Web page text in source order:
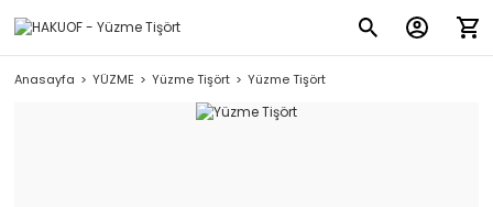
Anasayfa YÜZME Yüzme Tişört Yüzme Tişört